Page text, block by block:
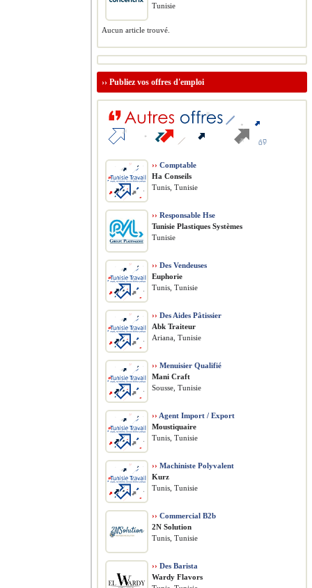
Tunisie
Aucun article trouvé.
›› Publiez vos offres d'emploi
›› Comptable
Ha Conseils
Tunis, Tunisie
›› Responsable Hse
Tunisie Plastiques Systèmes
Tunisie
›› Des Vendeuses
Euphorie
Tunis, Tunisie
›› Des Aides Pâtissier
Abk Traiteur
Ariana, Tunisie
›› Menuisier Qualifié
Mani Craft
Sousse, Tunisie
›› Agent Import / Export
Moustiquaire
Tunis, Tunisie
›› Machiniste Polyvalent
Kurz
Tunis, Tunisie
›› Commercial B2b
2N Solution
Tunis, Tunisie
›› Des Barista
Wardy Flavors